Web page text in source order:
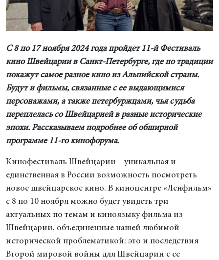
С 8 по 17 ноября 2024 года пройдет 11-й Фестиваль
кино Швейцарии в Санкт-Петербурге, где по традиции
покажут самое разное кино из Альпийской страны.
Будут и фильмы, связанные с ее выдающимися
персонажами, а также петербуржцами, чья судьба
переплелась со Швейцарией в разные исторические
эпохи. Рассказываем подробнее об обширной
программе 11-го кинофорума.
Кинофестиваль Швейцарии – уникальная и
единственная в России возможность посмотреть
новое швейцарское кино. В киноцентре «Ленфильм»
с 8 по 10 ноября можно будет увидеть три
актуальных по темам и киноязыку фильма из
Швейцарии, объединенные нашей любимой
исторической проблематикой: это и последствия
Второй мировой войны для Швейцарии с ее